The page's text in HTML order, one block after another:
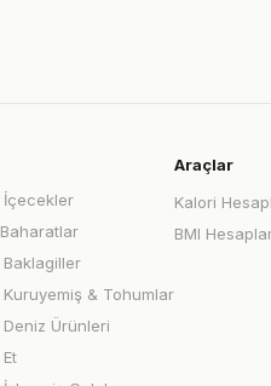
İçecekler
Baharatlar
Baklagiller
Kuruyemiş & Tohumlar
Deniz Ürünleri
Et
Araçlar
Kalori
BMI